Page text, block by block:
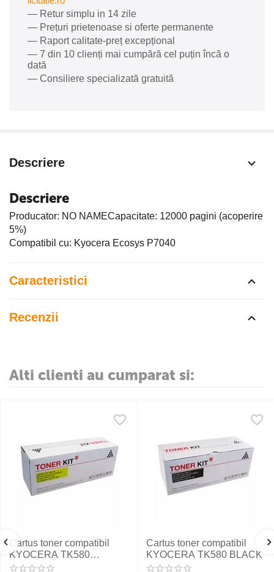
— Retur simplu in 14 zile
— Prețuri prietenoase si oferte permanente
— Raport calitate-preț excepțional
— 7 din 10 clienți mai cumpără cel puțin încă o
dată
— Consiliere specializată gratuită
Descriere
Descriere
Producator: NO NAMECapacitate: 12000 pagini (acoperire
5%)
Compatibil cu: Kyocera Ecosys P7040
Caracteristici
Recenzii
Alti clienti au cumparat si:
Cartus toner compatibil
KYOCERA TK580
YELLOW
Cartus toner compatibil
KYOCERA TK580 BLACK